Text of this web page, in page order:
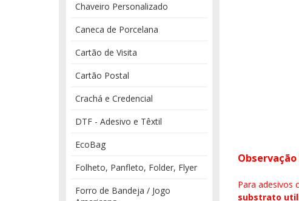
Chaveiro Personalizado
Caneca de Porcelana
Cartão de Visita
Cartão Postal
Crachá e Credencial
DTF - Adesivo e Têxtil
EcoBag
Folheto, Panfleto, Folder, Flyer
Forro de Bandeja / Jogo
Para adesivos
substrato